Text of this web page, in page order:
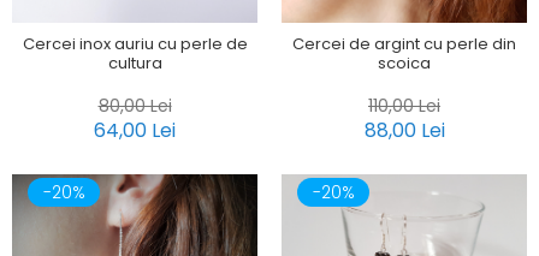
Cercei inox auriu cu perle de
cultura
80,00 Lei
64,00 Lei
Cercei de argint cu perle din
scoica
110,00 Lei
88,00 Lei
-20% -20%